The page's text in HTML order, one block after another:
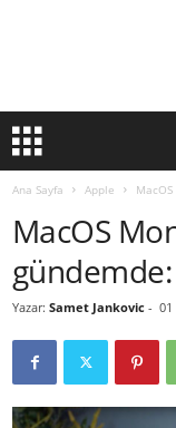
Ana Sayfa Apple
MacOS
gündemde:
Yazar: Samet Jankovic - 01